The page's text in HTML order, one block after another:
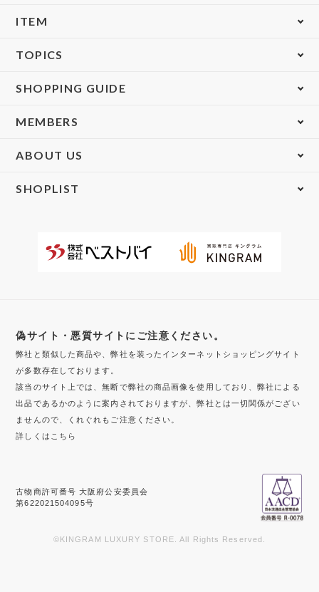
ITEM
TOPICS
SHOPPING GUIDE
MEMBERS
ABOUT US
SHOPLIST
偽サイト・悪質サイトにご注意ください。
弊社と類似した商品や、弊社を装ったインターネットショッピングサイト
が多数存在しております。
該当のサイト上では、無断で弊社の商品画像を使用しており、弊社による
出品であるかのように案内されておりますが、弊社とは一切関係がござい
ませんので、くれぐれもご注意ください。
詳しくはこちら
古物商許可番号 大阪府公安委員会
第622021504095号
©KINGRAM LUXURY STORE. All Rights Reserved.